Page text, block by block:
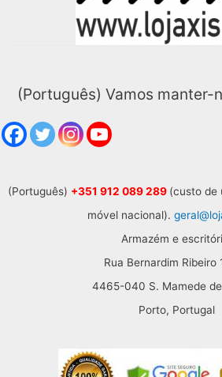
(Português) Vamos manter-
(Português) +351 912 089 289 (custo de
móvel nacional).
Armazém e
Rua Bernardim Ribeiro
4465-040 S. Mamede
Porto, Portugal